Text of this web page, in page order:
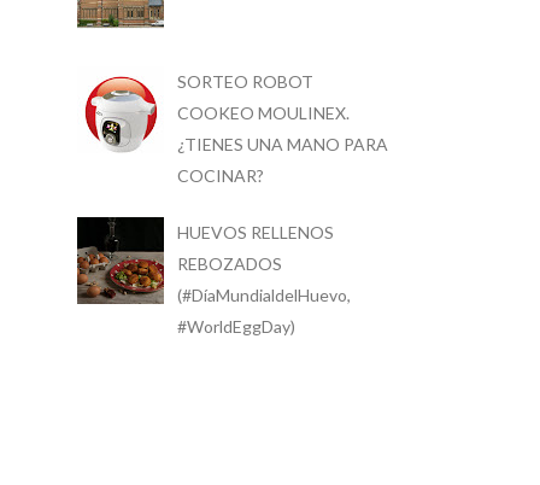
SORTEO ROBOT
COOKEO MOULINEX.
¿TIENES UNA MANO PARA
COCINAR?
HUEVOS RELLENOS
REBOZADOS
(#DíaMundialdelHuevo,
#WorldEggDay)